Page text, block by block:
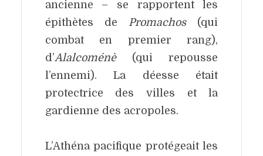
ancienne – se rapportent les
épithètes de Promachos(qui
combat en premier rang),
d’Alalcoménè(qui repousse
l’ennemi). La déesse était
protectrice des villes et la
gardienne des acropoles.
L’Athéna pacifique protégeait les